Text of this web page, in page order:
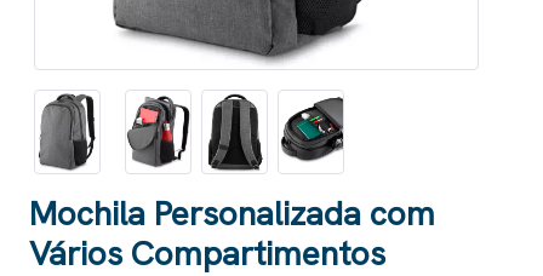
Mochila Personalizada com
Vários Compartimentos